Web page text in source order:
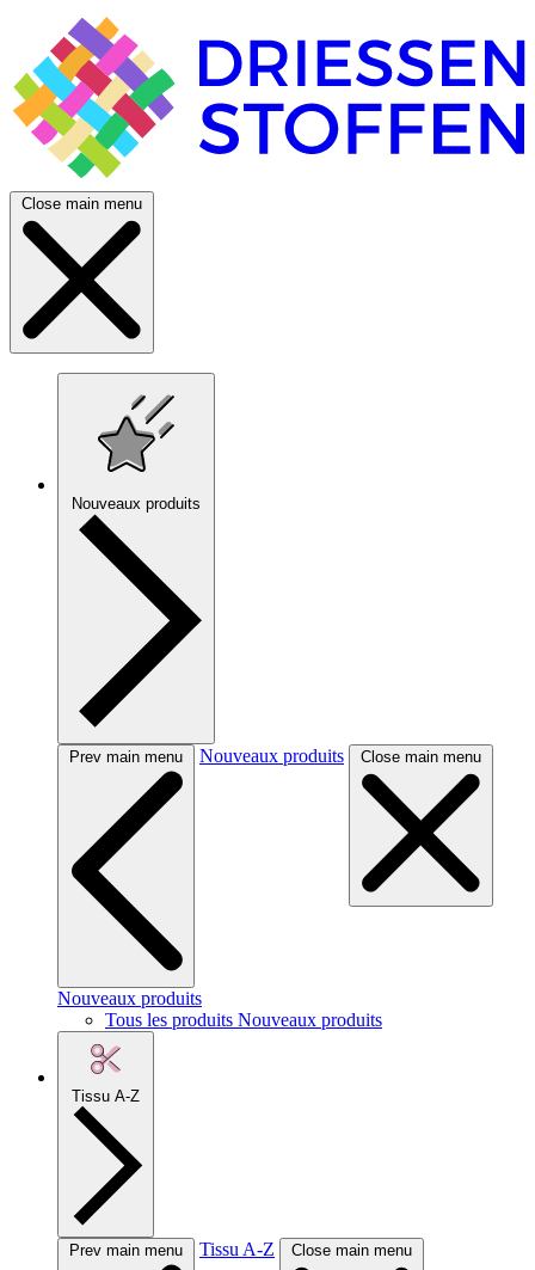
Close main menu
Nouveaux produits
Prev main menu Nouveaux produits Close main menu
Nouveaux produits
Tous les produits Nouveaux produits
Tissu A-Z
Prev main menu Tissu A-Z Close main menu